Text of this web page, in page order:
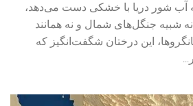
آب شور دریا با خشکی دست می‌دهد،
شبیه جنگل‌های شمال‌ و نه همانند
این درختان شگفت‌انگیز که